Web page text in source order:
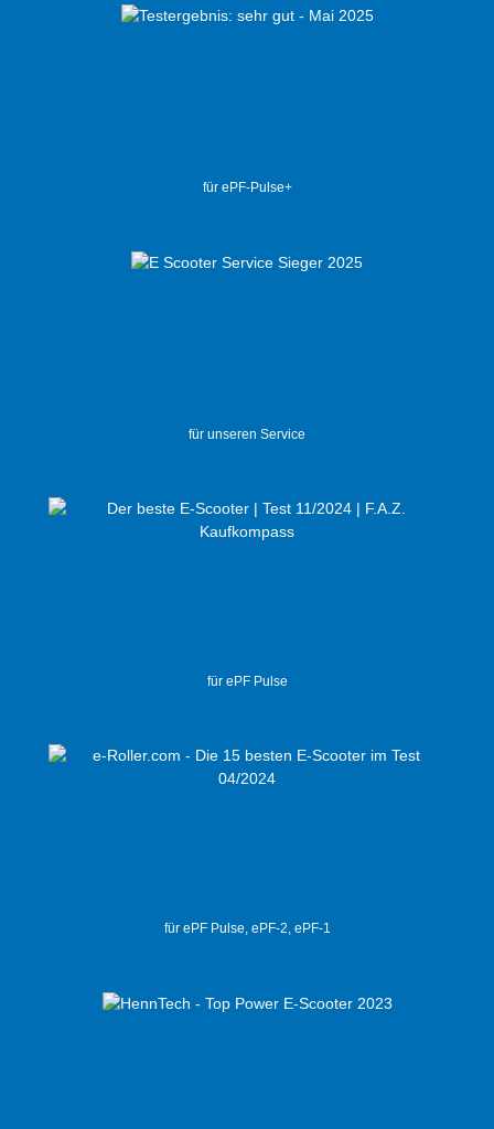
für ePF-Pulse+
für unseren Service
für ePF Pulse
für ePF Pulse, ePF-2, ePF-1